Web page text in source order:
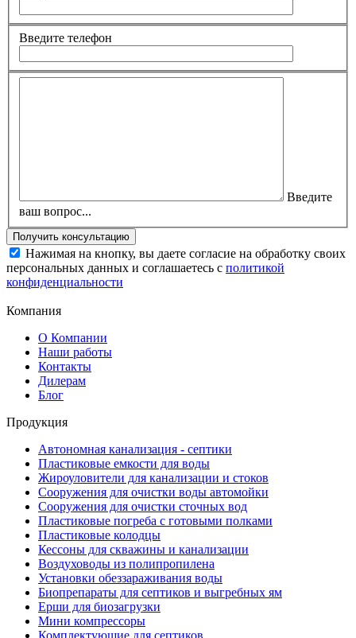
Введите телефон
Введите
ваш вопрос...
Нажимая на кнопку, вы даете согласие на обработку своих
персональных данных и соглашаетесь с политикой
конфиденциальности
Компания
О Компании
Наши работы
Контакты
Дилерам
Блог
Продукция
Автономная канализация - септики
Пластиковые емкости для воды
Жироуловители для канализации и стоков
Сооружения для очистки воды автомойки
Сооружения для очистки сточных вод
Пластиковые погреба с готовыми полками
Пластиковые колодцы
Кессоны для скважины и канализации
Воздуховоды из полипропилена
Установки обеззараживания воды
Биопрепараты для септиков и выгребных ям
Ерши для биозагрузки
Мини компрессоры